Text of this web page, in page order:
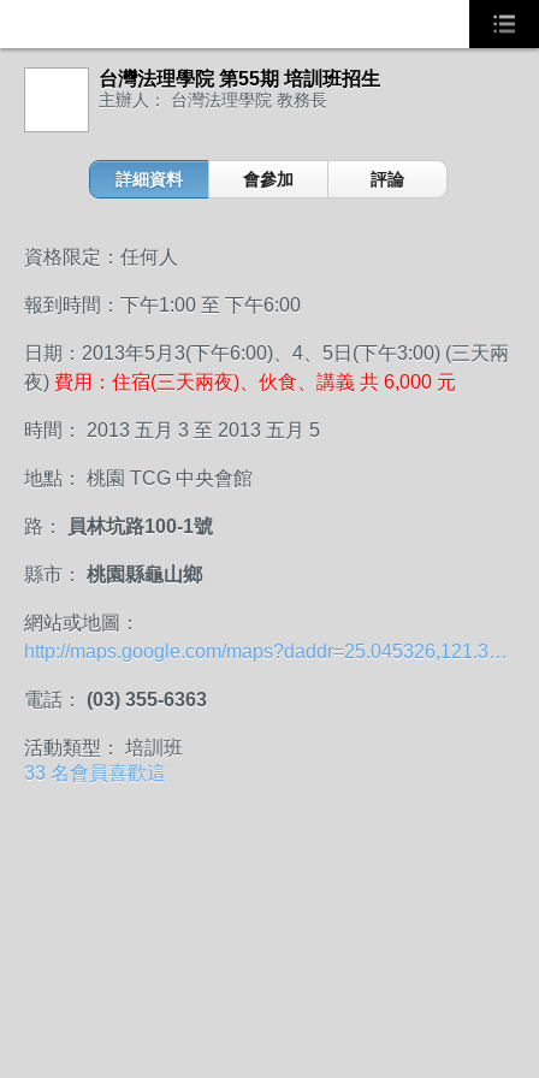
台灣法理學院 第55期 培訓班招生
主辦人： 台灣法理學院 教務長
詳細資料 會參加 評論
資格限定：任何人
報到時間：下午1:00 至 下午6:00
日期：2013年5月3(下午6:00)、4、5日(下午3:00) (三天兩
夜) 費用：住宿(三天兩夜)、伙食、講義 共 6,000 元
時間： 2013 五月 3 至 2013 五月 5
地點： 桃園 TCG 中央會館
路： 員林坑路100-1號
縣市： 桃園縣龜山鄉
網站或地圖：
http://maps.google.com/maps?daddr=25.045326,121.322536&hl=zh-TW&ll=25.040193,121.348972&spn=0.100626,0.173378&sll=25.04241,121.322622&sspn=0.026556,0.043344&vpsrc=6&mra=mift&mrsp=1&sz=15&t=m&z=13
電話： (03) 355-6363
活動類型： 培訓班
33 名會員喜歡這